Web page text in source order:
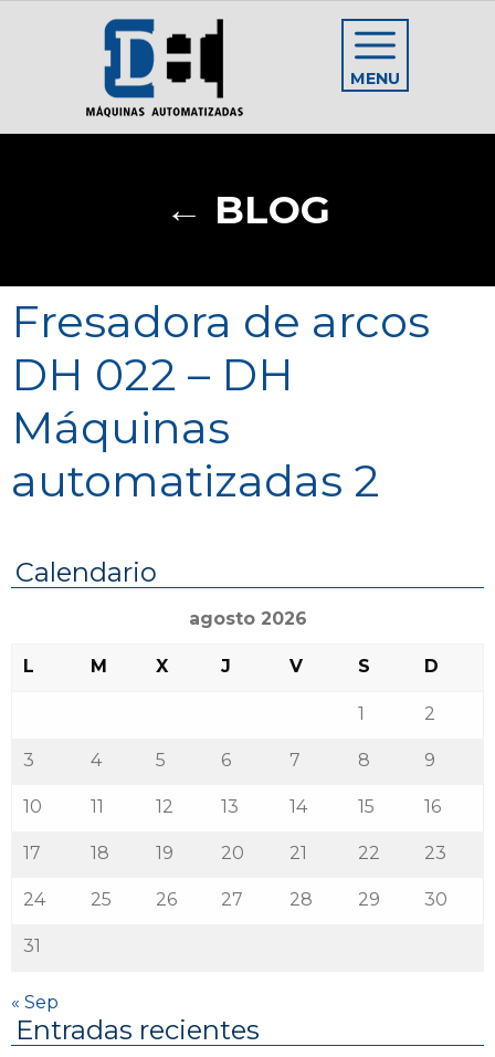
MENU
← BLOG
Fresadora de arcos
DH 022 – DH
Máquinas
automatizadas 2
Calendario
agosto 2026
L M X J V S D
1 2
3 4 5 6 7 8 9
10 11 12 13 14 15 16
17 18 19 20 21 22 23
24 25 26 27 28 29 30
31
« Sep
Entradas recientes